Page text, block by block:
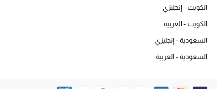
مستحضرات الاستحمام والعناية بالجسم
العناية بالشعر
الصحة والعافية
الكويت - إنجليزي
الكويت - العربية
السعودية - إنجليزي
السعودية - العربية